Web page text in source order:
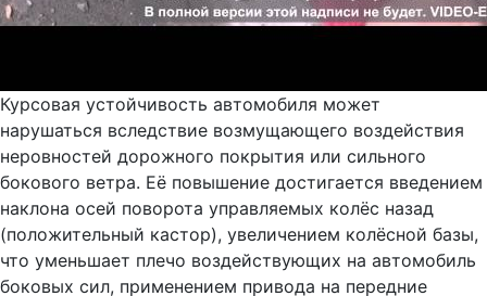
Курсовая устойчивость автомобиля может
нарушаться вследствие возмущающего воздействия
неровностей дорожного покрытия или сильного
бокового ветра. Её повышение достигается введением
наклона осей поворота управляемых колёс назад
(положительный кастор), увеличением колёсной базы,
что уменьшает плечо воздействующих на автомобиль
боковых сил, применением привода на передние